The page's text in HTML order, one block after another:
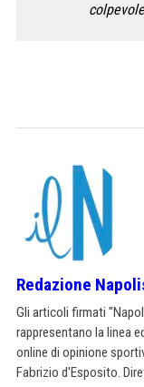
Redazione
Gli articoli firmati
rappresentano la linea
online di opinione
Fabrizio d'Esposito.